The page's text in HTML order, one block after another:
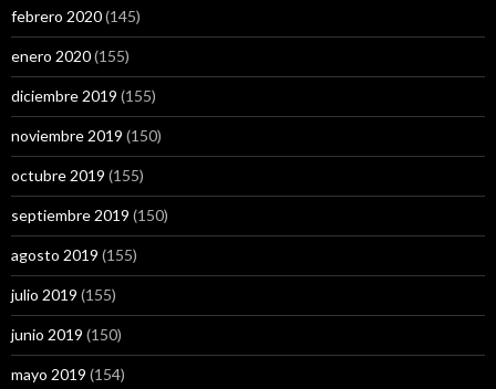
febrero 2020(145)
enero 2020(155)
diciembre 2019 (155)
noviembre 2019 (150)
octubre 2019 (155)
septiembre 2019 (150)
agosto 2019 (155)
julio 2019 (155)
junio 2019 (150)
mayo 2019 (154)